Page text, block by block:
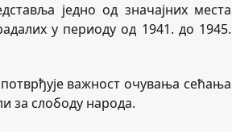
једно од значајних места
у периоду од 1941. до 1945.
важност очувања сећања
за слободу народа.